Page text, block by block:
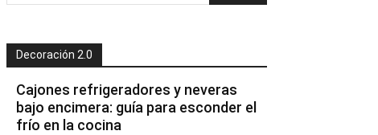
Decoración 2.0
Cajones refrigeradores y neveras
bajo encimera: guía para esconder el
frío en la cocina